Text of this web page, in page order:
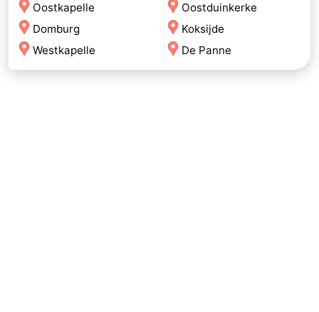
Oostkapelle
Domburg
Westkapelle
Oostduinkerke
Koksijde
De Panne